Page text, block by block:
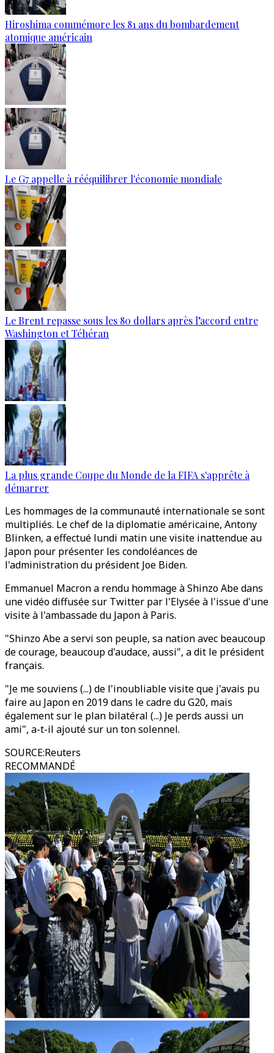
Hiroshima commémore les 81 ans du bombardement
atomique américain
Le G7 appelle à rééquilibrer l'économie mondiale
Le Brent repasse sous les 80 dollars après l’accord entre
Washington et Téhéran
La plus grande Coupe du Monde de la FIFA s'apprête à
démarrer
Les hommages de la communauté internationale se sont
multipliés. Le chef de la diplomatie américaine, Antony
Blinken, a effectué lundi matin une visite inattendue au
Japon pour présenter les condoléances de
l'administration du président Joe Biden.
Emmanuel Macron a rendu hommage à Shinzo Abe dans
une vidéo diffusée sur Twitter par l'Elysée à l'issue d'une
visite à l'ambassade du Japon à Paris.
"Shinzo Abe a servi son peuple, sa nation avec beaucoup
de courage, beaucoup d'audace, aussi", a dit le président
français.
"Je me souviens (...) de l'inoubliable visite que j'avais pu
faire au Japon en 2019 dans le cadre du G20, mais
également sur le plan bilatéral (...) Je perds aussi un
ami", a-t-il ajouté sur un ton solennel.
SOURCE:Reuters
RECOMMANDÉ